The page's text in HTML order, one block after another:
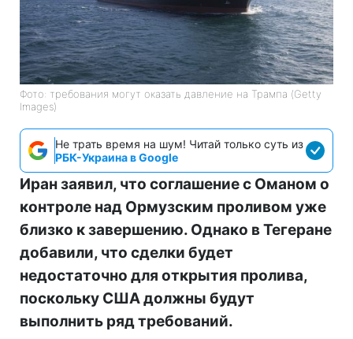
Фото: требования могут оказать давление на Трампа (Getty
Images)
Не трать время на шум! Читай только суть из
РБК-Украина в Google
Иран заявил, что соглашение с Оманом о
контроле над Ормузским проливом уже
близко к завершению. Однако в Тегеране
добавили, что сделки будет
недостаточно для открытия пролива,
поскольку США должны будут
выполнить ряд требований.